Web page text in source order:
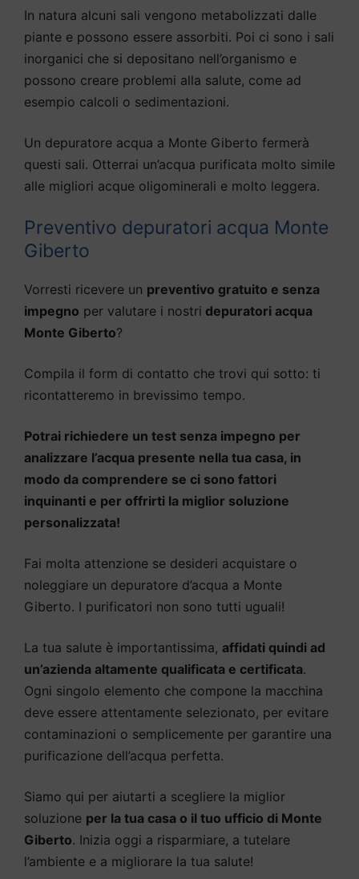
In natura alcuni sali vengono metabolizzati dalle
piante e possono essere assorbiti. Poi ci sono i sali
inorganici che si depositano nell’organismo e
possono creare problemi alla salute, come ad
esempio calcoli o sedimentazioni.
Un depuratore acqua a Monte Giberto fermerà
questi sali. Otterrai un’acqua purificata molto simile
alle migliori acque oligominerali e molto leggera.
Preventivo depuratori acqua Monte
Giberto
Vorresti ricevere un preventivo gratuito e senza
impegno per valutare i nostri depuratori acqua
Monte Giberto?
Compila il form di contatto che trovi qui sotto: ti
ricontatteremo in brevissimo tempo.
Potrai richiedere un test senza impegno per
analizzare l’acqua presente nella tua casa, in
modo da comprendere se ci sono fattori
inquinanti e per offrirti la miglior soluzione
personalizzata!
Fai molta attenzione se desideri acquistare o
noleggiare un depuratore d’acqua a Monte
Giberto. I purificatori non sono tutti uguali!
La tua salute è importantissima, affidati quindi ad
un’azienda altamente qualificata e certificata.
Ogni singolo elemento che compone la macchina
deve essere attentamente selezionato, per evitare
contaminazioni o semplicemente per garantire una
purificazione dell’acqua perfetta.
Siamo qui per aiutarti a scegliere la miglior
soluzione per la tua casa o il tuo ufficio di Monte
Giberto. Inizia oggi a risparmiare, a tutelare
l’ambiente e a migliorare la tua salute!